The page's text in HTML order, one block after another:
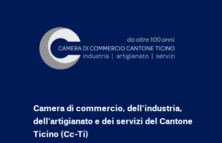
Camera di commercio, dell’industria,
dell’artigianato e dei servizi del Cantone
Ticino (Cc-Ti)